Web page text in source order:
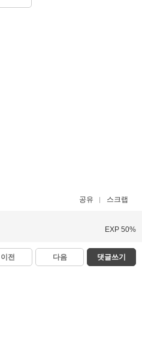
공유 스크랩
EXP 50%
이전 다음 댓글쓰기